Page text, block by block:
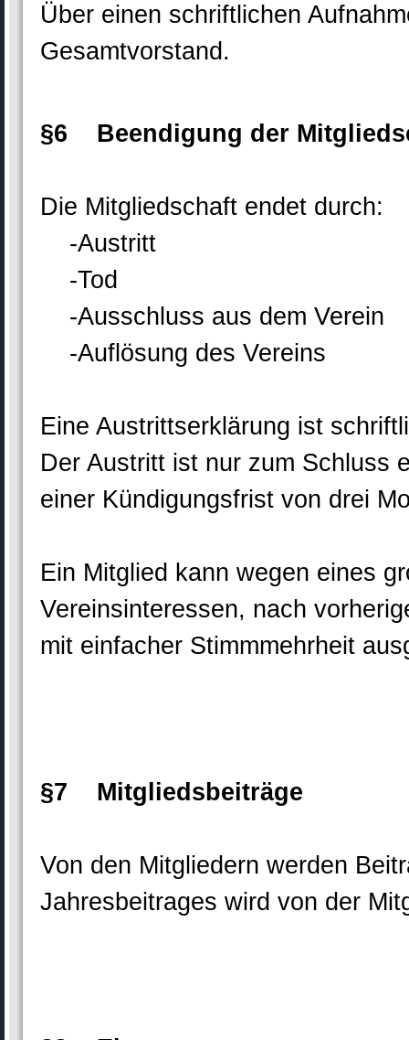
Über einen schriftlichen
Gesamtvorstand.
§6 Beendigung der
Die Mitgliedschaft endet durch:
-Austritt
-Tod
-Ausschluss aus dem Verein
-Auflösung des Vereins
Eine Austrittserklärung ist
Der Austritt ist nur zum Schluss
einer Kündigungsfrist von drei
Ein Mitglied kann wegen eines
Vereinsinteressen, nach
mit einfacher Stimmmehrheit
§7 Mitgliedsbeiträge
Von den Mitgliedern werden
Jahresbeitrages wird von der